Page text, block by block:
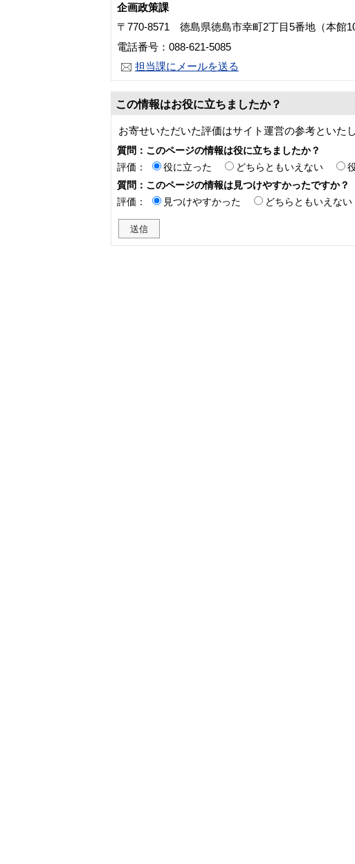
企画政策課
〒770-8571 徳島県徳島市幸町2丁目5番地（本館10
電話番号：088-621-5085
担当課にメールを送る
この情報はお役に立ちましたか？
お寄せいただいた評価はサイト運営の参考といたし
質問：このページの情報は役に立ちましたか？
評価：
役に立った どちらともいえない
質問：このページの情報は見つけやすかったですか？
評価：
見つけやすかった どちらともいえない